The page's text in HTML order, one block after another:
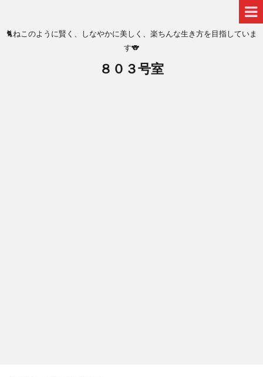
🐈ねこのように賢く、しなやかに美しく、楽ちんな生き方を目指していま
す🐨
８０３号室